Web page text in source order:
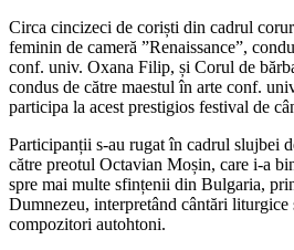
Circa cincizeci de coriști din cadrul
feminin de cameră ”Renaissance”,
conf. univ. Oxana Filip, și Corul de
condus de către maestul în arte conf.
participa la acest prestigios festival de
Participanții s-au rugat în cadrul slujbei
către preotul Octavian Moșin, care i-a
spre mai multe sfințenii din Bulgaria,
Dumnezeu, interpretând cântări liturgice
compozitori autohtoni.